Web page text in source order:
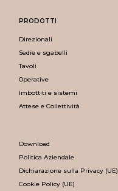
PRODOTTI
Direzionali
Sedie e sgabelli
Tavoli
Operative
Imbottiti e sistemi
Attese e Collettività
Download
Politica Aziendale
Dichiarazione sulla Privacy (UE)
Cookie Policy (UE)